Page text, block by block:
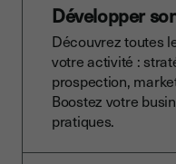
Développer
Découvrez toutes
votre activité :
prospection,
Boostez votre
pratiques.